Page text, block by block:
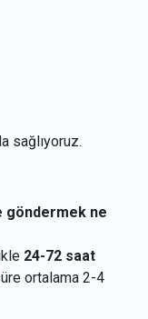
sağlıyoruz.
göndermek ne
24-72 saat
ortalama 2-4